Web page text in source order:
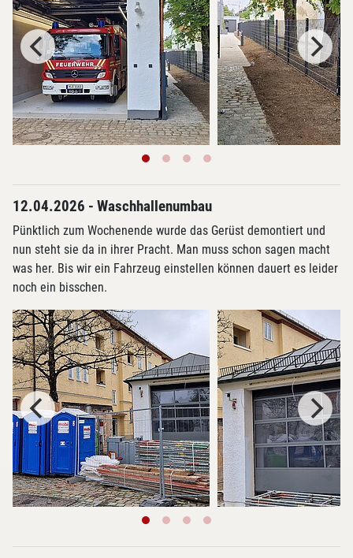
12.04.2026 - Waschhallenumbau
Pünktlich zum Wochenende wurde das Gerüst demontiert und
nun steht sie da in ihrer Pracht. Man muss schon sagen macht
was her. Bis wir ein Fahrzeug einstellen können dauert es leider
noch ein bisschen.